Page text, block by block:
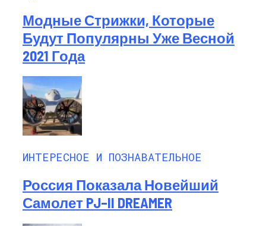
Модные Стрижки, Которые
Будут Популярны Уже Весной
2021 Года
ИНТЕРЕСНОЕ И ПОЗНАВАТЕЛЬНОЕ
Россия Показала Новейший
Самолет PJ–II DREAMER